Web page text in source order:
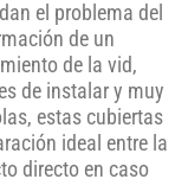
el problema del
de un
de la vid,
de instalar y muy
estas cubiertas
ideal entre la
directo en caso